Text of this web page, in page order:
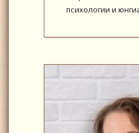
психологии и